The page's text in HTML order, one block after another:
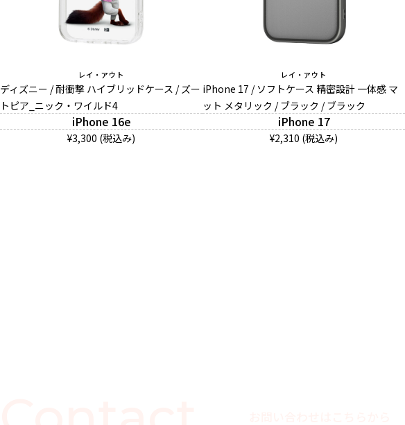
レイ・アウト
ディズニー / 耐衝撃 ハイブリッドケース / ズー
トピア_ニック・ワイルド4
iPhone 16e
¥3,300 (税込み)
レイ・アウト
iPhone 17 / ソフトケース 精密設計 一体感 マ
ット メタリック / ブラック / ブラック
iPhone 17
¥2,310 (税込み)